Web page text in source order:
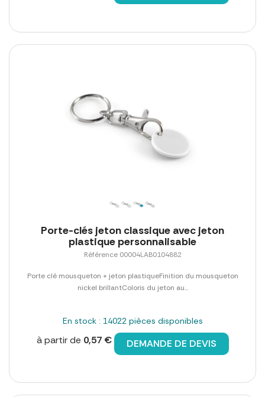
Porte-clés jeton classique avec jeton
plastique personnalisable
Référence 00004LAB0104882
Porte clé mousqueton + jeton plastiqueFinition du mousqueton
nickel brillantColoris du jeton au...
En stock : 14022 pièces disponibles
à partir de 0,57 € DEMANDE DE DEVIS